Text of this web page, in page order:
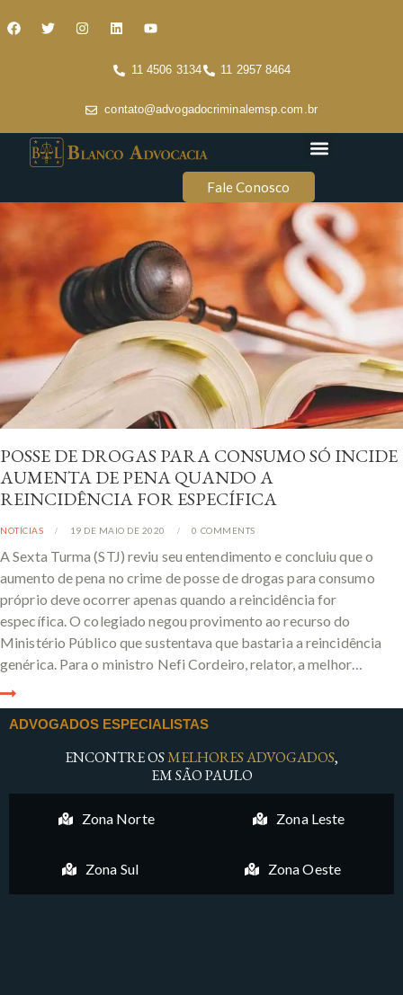
11 4506 3134 11 2957 8464
contato@advogadocriminalemsp.com.br
Fale Conosco
POSSE DE DROGAS PARA CONSUMO SÓ INCIDE
AUMENTA DE PENA QUANDO A
REINCIDÊNCIA FOR ESPECÍFICA
NOTÍCIAS 19 DE MAIO DE 2020 0 COMMENTS
A Sexta Turma (STJ) reviu seu entendimento e concluiu que o
aumento de pena no crime de posse de drogas para consumo
próprio deve ocorrer apenas quando a reincidência for
específica. O colegiado negou provimento ao recurso do
Ministério Público que sustentava que bastaria a reincidência
genérica. Para o ministro Nefi Cordeiro, relator, a melhor…
ADVOGADOS ESPECIALISTAS
ENCONTRE OSMELHORES ADVOGADOS,
EM SÃO PAULO
Zona Norte Zona Leste
Zona Sul Zona Oeste